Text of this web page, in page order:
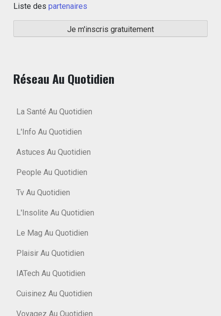
Liste des partenaires
Réseau Au Quotidien
La Santé Au Quotidien
L'Info Au Quotidien
Astuces Au Quotidien
People Au Quotidien
Tv Au Quotidien
L'Insolite Au Quotidien
Le Mag Au Quotidien
Plaisir Au Quotidien
IATech Au Quotidien
Cuisinez Au Quotidien
Voyagez Au Quotidien